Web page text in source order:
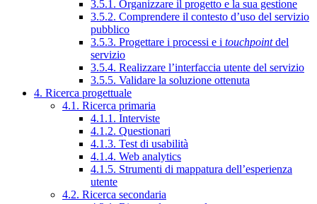
3.5.1. Organizzare il progetto e la sua gestione
3.5.2. Comprendere il contesto d’uso del servizio
pubblico
3.5.3. Progettare i processi e i touchpointdel
servizio
3.5.4. Realizzare l’interfaccia utente del servizio
3.5.5. Validare la soluzione ottenuta
4. Ricerca progettuale
4.1. Ricerca primaria
4.1.1. Interviste
4.1.2. Questionari
4.1.3. Test di usabilità
4.1.4. Web analytics
4.1.5. Strumenti di mappatura dell’esperienza
utente
4.2. Ricerca secondaria